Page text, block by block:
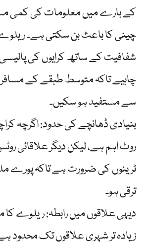
کے بارے میں معلومات کی کمی
چینی کا باعث بن سکتی ہے۔
شفافیت کے ساتھ کرایوں کی
چاہیے تاکہ متوسط طبقے کے
سے مستفید ہو سکیں۔
بنیادی ڈھانچے کی حدود: اگرچہ
روٹ اہم ہے، لیکن دیگر علاقائی
ٹرینوں کی ضرورت ہے تاکہ پورے
ترقی ہو۔
دیہی علاقوں میں رابطہ: ریلوے کا
زیادہ تر شہری علاقوں تک محدود